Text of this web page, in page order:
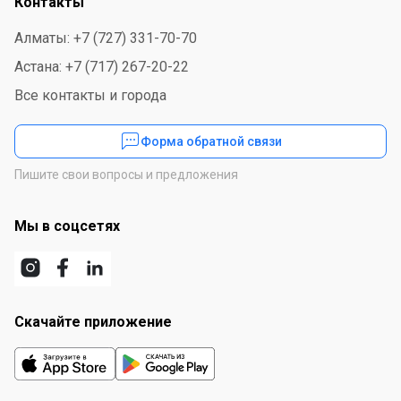
Алматы: +7 (727) 331-70-70
Астана: +7 (717) 267-20-22
Все контакты и города
Форма обратной связи
Пишите свои вопросы и предложения
Мы в соцсетях
Скачайте приложение